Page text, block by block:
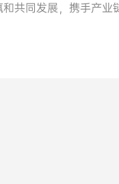
共同发展，携手产业